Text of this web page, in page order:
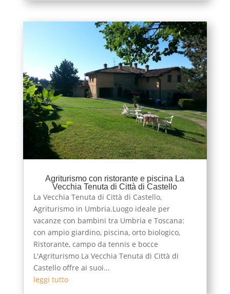
Agriturismo con ristorante e piscina La
Vecchia Tenuta di Città di Castello
La Vecchia Tenuta di Città di Castello,
Agriturismo in Umbria.Luogo ideale per
vacanze con bambini tra Umbria e Toscana:
con ampio giardino, piscina, orto biologico,
Ristorante, campo da tennis e bocce
L'Agriturismo La Vecchia Tenuta di Città di
Castello offre ai suoi...
leggi tutto